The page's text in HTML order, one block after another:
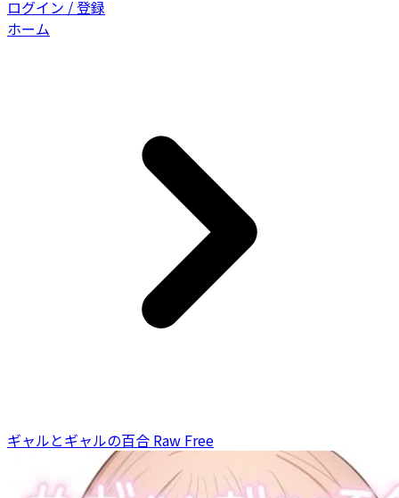
ログイン / 登録
ホーム
ギャルとギャルの百合 Raw Free